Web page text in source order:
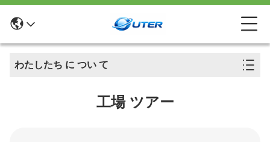
わたしたち に つい て
工場 ツアー